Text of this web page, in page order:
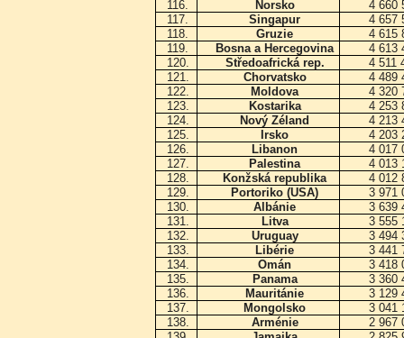
116. Norsko
4 660
117.
Singapur
4 657
118.
Gruzie
4 615
119.
Bosna a Hercegovina
4 613
120.
Středoafrická rep.
4 511
121.
Chorvatsko
4 489
122.
Moldova
4 320
123.
Kostarika
4 253
124.
Nový Zéland
4 213
125.
Irsko
4 203
126.
Libanon
4 017
127.
Palestina
4 013
128.
Konžská republika
4 012
129.
Portoriko (USA)
3 971
130.
Albánie
3 639
131.
Litva
3 555
132.
Uruguay
3 494
133.
Libérie
3 441
134.
Omán
3 418
135.
Panama
3 360
136.
Mauritánie
3 129
137.
Mongolsko
3 041
138.
Arménie
2 967